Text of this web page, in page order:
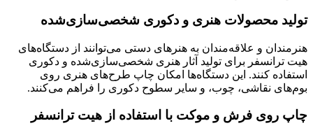
تولید محصولات هنری و دکوری شخصی‌سازی‌شده
هنرمندان و علاقه‌مندان به هنرهای دستی می‌توانند از دستگاه‌های
هیت ترانسفر برای تولید آثار هنری شخصی‌سازی‌شده و دکوری
استفاده کنند. این دستگاه‌ها امکان چاپ طرح‌های هنری روی
بوم‌های نقاشی، چوب، و سایر سطوح دکوری را فراهم می‌کنند.
چاپ روی فرش و موکت با استفاده از هیت ترانسفر